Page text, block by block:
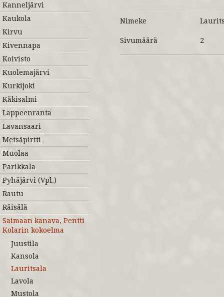
Kanneljärvi
Kaukola
Kirvu
Kivennapa
Koivisto
Kuolemajärvi
Kurkijoki
Käkisalmi
Lappeenranta
Lavansaari
Metsäpirtti
Muolaa
Parikkala
Pyhäjärvi (Vpl.)
Rautu
Räisälä
Saimaan kanava, Pentti
Kolarin kokoelma
Juustila
Kansola
Lauritsala
Lavola
Mustola
Nimeke
Sivumäärä 2